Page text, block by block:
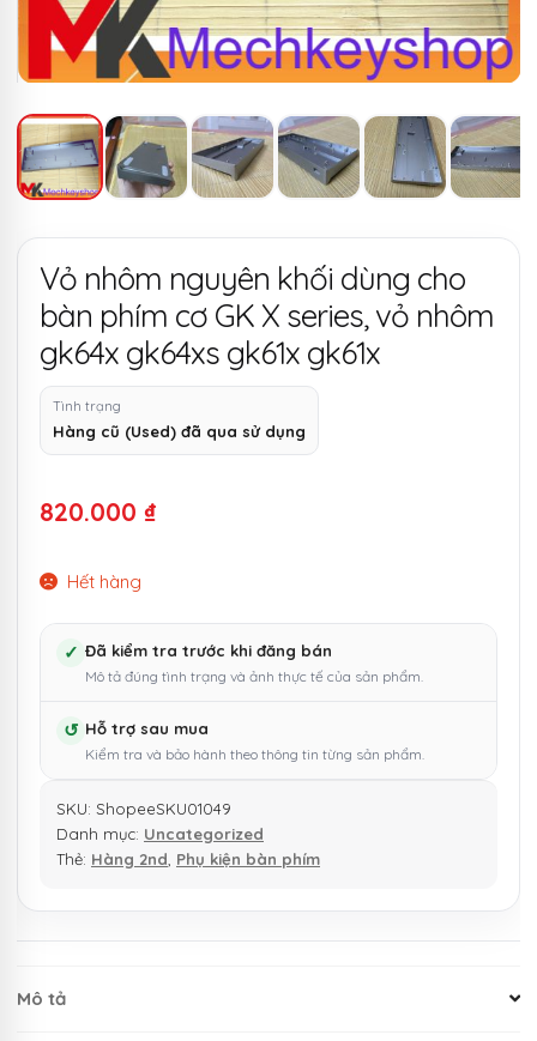
Vỏ nhôm nguyên khối dùng cho
bàn phím cơ GK X series, vỏ nhôm
gk64x gk64xs gk61x gk61x
Tình trạng
Hàng cũ (Used) đã qua sử dụng
820.000 ₫
Hết hàng
✓ Đã kiểm tra trước khi đăng bán
Mô tả đúng tình trạng và ảnh thực tế của sản phẩm.
↺ Hỗ trợ sau mua
Kiểm tra và bảo hành theo thông tin từng sản phẩm.
SKU: ShopeeSKU01049
Danh mục: Uncategorized
Thẻ: Hàng 2nd Phụ kiện bàn phím
Mô tả